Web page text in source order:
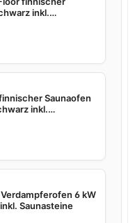
inkl.
Saunaofen
inkl.
6 kW
Saunasteine